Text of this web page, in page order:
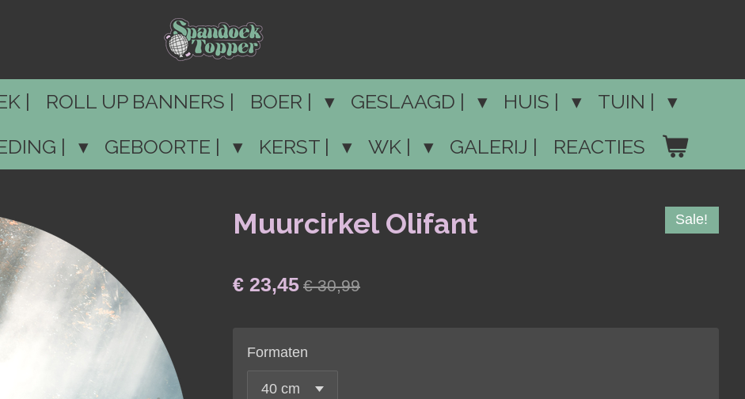
| ROLL UP BANNERS | BOER | GESLAAGD | HUIS |
TUIN |
| GEBOORTE | KERST | WK | GALERIJ | REACTIES
Muurcirkel Olifant Sale!
€ 23,45 € 30,99
Formaten